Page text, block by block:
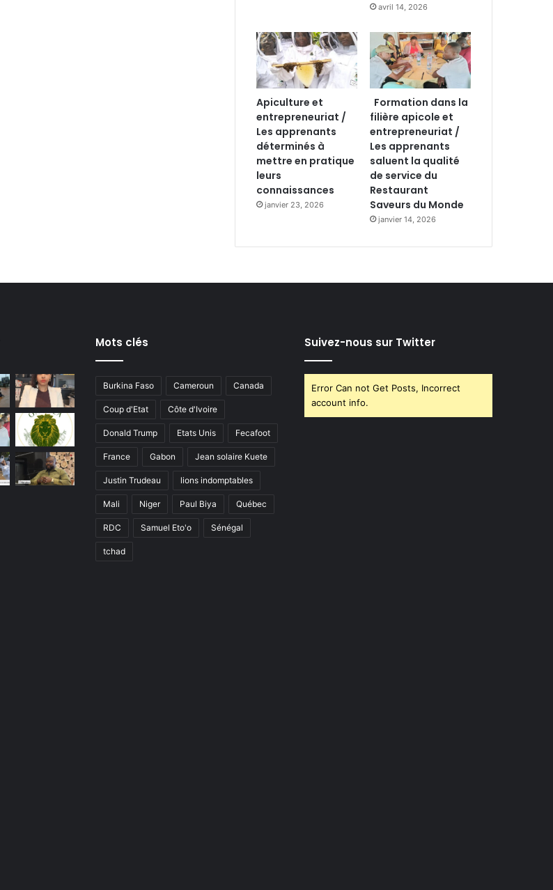
avril 14, 2026
Apiculture et
entrepreneuriat /
Les apprenants
déterminés à
mettre en pratique
leurs
connaissances
janvier 23, 2026
Formation dans la
filière apicole et
entrepreneuriat /
Les apprenants
saluent la qualité
de service du
Restaurant
Saveurs du Monde
janvier 14, 2026
Mots clés
Burkina Faso Cameroun Canada
Coup d'Etat Côte d'Ivoire
Donald Trump Etats Unis Fecafoot
France Gabon Jean solaire Kuete
Justin Trudeau lions indomptables
Mali Niger Paul Biya Québec
RDC Samuel Eto'o Sénégal
tchad
Suivez-nous sur Twitter
Error Can not Get Posts, Incorrect
account info.